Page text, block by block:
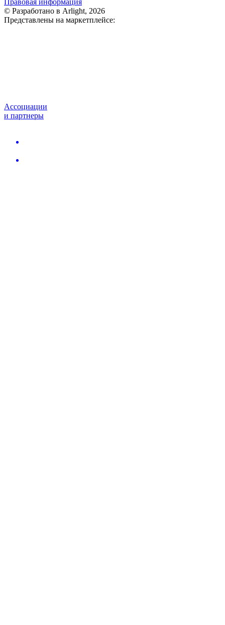
Правовая информация
© Разработано в Arlight, 2026
Представлены на маркетплейсе:
Ассоциации
и партнеры